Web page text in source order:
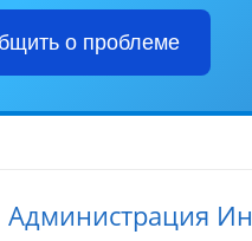
о проблеме
Администрация